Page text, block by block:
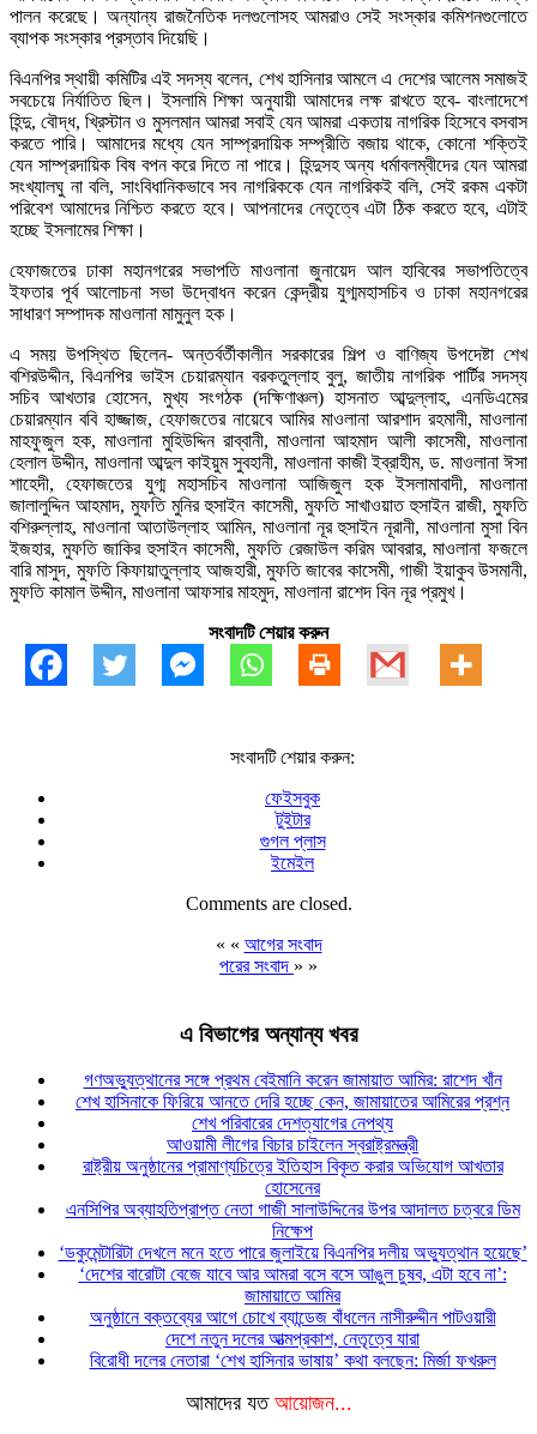
পালন করেছে। অন্যান্য রাজনৈতিক দলগুলোসহ আমরাও সেই সংস্কার কমিশনগুলোতে
ব্যাপক সংস্কার প্রস্তাব দিয়েছি।
বিএনপির স্থায়ী কমিটির এই সদস্য বলেন, শেখ হাসিনার আমলে এ দেশের আলেম সমাজই
সবচেয়ে নির্যাতিত ছিল। ইসলামি শিক্ষা অনুযায়ী আমাদের লক্ষ রাখতে হবে- বাংলাদেশে
হিন্দু, বৌদ্ধ, খ্রিস্টান ও মুসলমান আমরা সবাই যেন আমরা একতায় নাগরিক হিসেবে বসবাস
করতে পারি। আমাদের মধ্যে যেন সাম্প্রদায়িক সম্প্রীতি বজায় থাকে, কোনো শক্তিই
যেন সাম্প্রদায়িক বিষ বপন করে দিতে না পারে। হিন্দুসহ অন্য ধর্মাবলম্বীদের যেন আমরা
সংখ্যালঘু না বলি, সাংবিধানিকভাবে সব নাগরিককে যেন নাগরিকই বলি, সেই রকম একটা
পরিবেশ আমাদের নিশ্চিত করতে হবে। আপনাদের নেতৃত্বে এটা ঠিক করতে হবে, এটাই
হচ্ছে ইসলামের শিক্ষা।
হেফাজতের ঢাকা মহানগরের সভাপতি মাওলানা জুনায়েদ আল হাবিবের সভাপতিত্বে
ইফতার পূর্ব আলোচনা সভা উদ্বোধন করেন কেন্দ্রীয় যুগ্মমহাসচিব ও ঢাকা মহানগরের
সাধারণ সম্পাদক মাওলানা মামুনুল হক।
এ সময় উপস্থিত ছিলেন- অন্তর্বর্তীকালীন সরকারের শিল্প ও বাণিজ্য উপদেষ্টা শেখ
বশিরউদ্দীন, বিএনপির ভাইস চেয়ারম্যান বরকতুল্লাহ বুলু, জাতীয় নাগরিক পার্টির সদস্য
সচিব আখতার হোসেন, মুখ্য সংগঠক (দক্ষিণাঞ্চল) হাসনাত আব্দুল্লাহ, এনডিএমের
চেয়ারম্যান ববি হাজ্জাজ, হেফাজতের নায়েবে আমির মাওলানা আরশাদ রহমানী, মাওলানা
মাহফুজুল হক, মাওলানা মুহিউদ্দিন রাব্বানী, মাওলানা আহমাদ আলী কাসেমী, মাওলানা
হেলাল উদ্দীন, মাওলানা আব্দুল কাইয়ুম সুবহানী, মাওলানা কাজী ইব্রাহীম, ড. মাওলানা ঈসা
শাহেদী, হেফাজতের যুগ্ম মহাসচিব মাওলানা আজিজুল হক ইসলামাবাদী, মাওলানা
জালালুদ্দিন আহমাদ, মুফতি মুনির হুসাইন কাসেমী, মুফতি সাখাওয়াত হুসাইন রাজী, মুফতি
বশিরুল্লাহ, মাওলানা আতাউল্লাহ আমিন, মাওলানা নূর হুসাইন নূরানী, মাওলানা মুসা বিন
ইজহার, মুফতি জাকির হুসাইন কাসেমী, মুফতি রেজাউল করিম আবরার, মাওলানা ফজলে
বারি মাসুদ, মুফতি কিফায়াতুল্লাহ আজহারী, মুফতি জাবের কাসেমী, গাজী ইয়াকুব উসমানী,
মুফতি কামাল উদ্দীন, মাওলানা আফসার মাহমুদ, মাওলানা রাশেদ বিন নূর প্রমুখ।
সংবাদটি শেয়ার করুন
সংবাদটি শেয়ার করুন:
ফেইসবুক
টুইটার
গুগল প্লাস
ইমেইল
Comments are closed.
« « আগের সংবাদ
পরের সংবাদ » »
এ বিভাগের অন্যান্য খবর
গণঅভ্যুত্থানের সঙ্গে প্রথম বেইমানি করেন জামায়াত আমির: রাশেদ খাঁন
শেখ হাসিনাকে ফিরিয়ে আনতে দেরি হচ্ছে কেন, জামায়াতের আমিরের প্রশ্ন
শেখ পরিবারের দেশত্যাগের নেপথ্য
আওয়ামী লীগের বিচার চাইলেন স্বরাষ্ট্রমন্ত্রী
রাষ্ট্রীয় অনুষ্ঠানের প্রামাণ্যচিত্রে ইতিহাস বিকৃত করার অভিযোগ আখতার
হোসেনের
এনসিপির অব্যাহতিপ্রাপ্ত নেতা গাজী সালাউদ্দিনের উপর আদালত চত্বরে ডিম
নিক্ষেপ
‘ডকুমেন্টারিটা দেখলে মনে হতে পারে জুলাইয়ে বিএনপির দলীয় অভ্যুত্থান হয়েছে’
‘দেশের বারোটা বেজে যাবে আর আমরা বসে বসে আঙুল চুষব, এটা হবে না’:
জামায়াতে আমির
অনুষ্ঠানে বক্তব্যের আগে চোখে ব্যান্ডেজ বাঁধলেন নাসীরুদ্দীন পাটওয়ারী
দেশে নতুন দলের আত্মপ্রকাশ, নেতৃত্বে যারা
বিরোধী দলের নেতারা ‘শেখ হাসিনার ভাষায়’ কথা বলছেন: মির্জা ফখরুল
আমাদের যত আয়োজন...